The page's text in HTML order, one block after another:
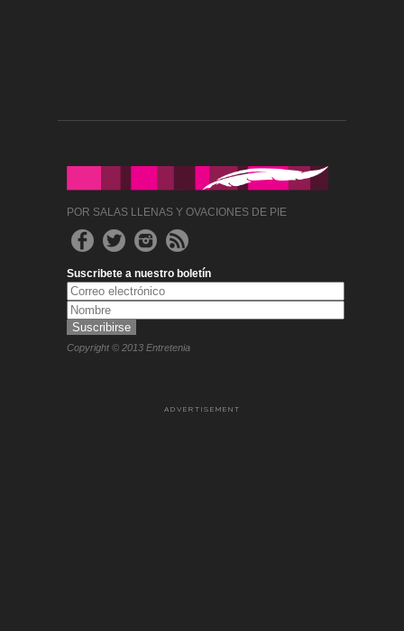
POR SALAS LLENAS Y OVACIONES DE PIE
Suscribete a nuestro boletín
Copyright © 2013 Entretenia
ADVERTISEMENT